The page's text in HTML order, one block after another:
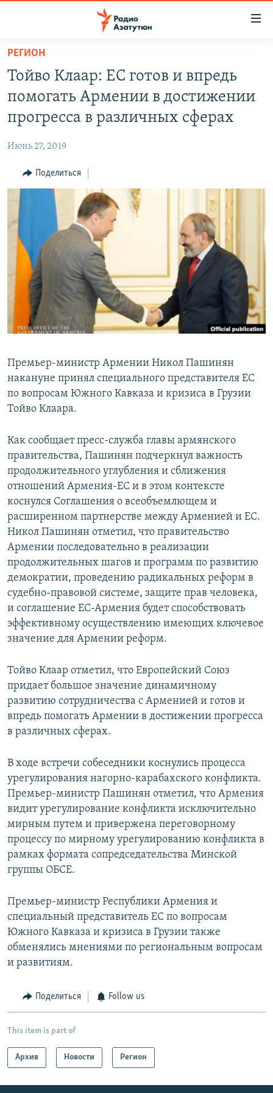
Перейти
основному
содержанию
основной
Перейти
поиску
ЭКОНОМИКА
РЕГИОН
НАГОРНЫЙ КАРАБАХ
КУЛЬТУРА
СПОРТ
АРХИВ
Հայերեն
English
Все сайты Радио Азатутюн
РЕГИОН
Тойво Клаар: ЕС готов и впредь
помогать Армении в достижении
прогресса в различных сферах
Июнь 27, 2019
Поделиться
Премьер-министр Армении Никол Пашинян
накануне принял специального представителя ЕС
по вопросам Южного Кавказа и кризиса в Грузии
Тойво Клаара.
Как сообщает пресс-служба главы армянского
правительства, Пашинян подчеркнул важность
продолжительного углубления и сближения
отношений Армения-ЕС и в этом контексте
коснулся Соглашения о всеобъемлющем и
расширенном партнерстве между Арменией и ЕС.
Никол Пашинян отметил, что правительство
Армении последовательно в реализации
продолжительных шагов и программ по развитию
демократии, проведению радикальных реформ в
судебно-правовой системе, защите прав человека,
и соглашение ЕС-Армения будет способствовать
эффективному осуществлению имеющих ключевое
значение для Армении реформ.
Тойво Клаар отметил, что Европейский Союз
придает большое значение динамичному
развитию сотрудничества с Арменией и готов и
впредь помогать Армении в достижении прогресса
в различных сферах.
В ходе встречи собеседники коснулись процесса
урегулирования нагорно-карабахского конфликта.
Премьер-министр Пашинян отметил, что Армения
видит урегулирование конфликта исключительно
мирным путем и привержена переговорному
процессу по мирному урегулированию конфликта в
рамках формата сопредседательства Минской
группы ОБСЕ.
Премьер-министр Республики Армения и
специальный представитель ЕС по вопросам
Южного Кавказа и кризиса в Грузии также
обменялись мнениями по региональным вопросам
и развитиям.
Поделиться Follow us
This item is part of
Архив Новости Регион